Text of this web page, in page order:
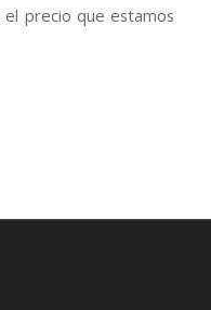
precio que estamos